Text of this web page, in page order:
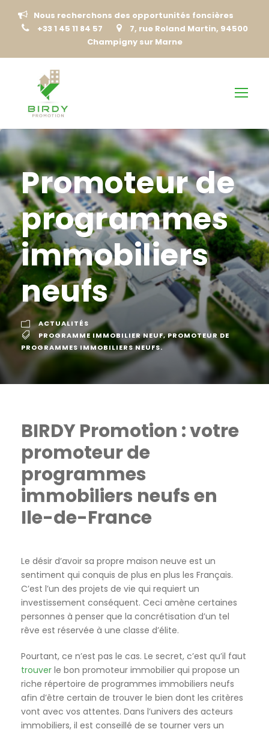
Nous recherchons des opportunités foncières
+33 1 45 11 84 57
7, rue Roland Martin, 94500
Champigny sur Marne
Promoteur de
programmes
immobiliers
neufs
ACTUALITÉS
PROGRAMME IMMOBILIER NEUF,PROMOTEUR DE
PROGRAMMES IMMOBILIERS NEUFS.
BIRDY Promotion : votre
promoteur de
programmes
immobiliers neufs en
Ile-de-France
Le désir d’avoir sa propre maison neuve est un
sentiment qui conquis de plus en plus les Français.
C’est l’un des projets de vie qui requiert un
investissement conséquent. Ceci amène certaines
personnes à penser que la concrétisation d’un tel
rêve est réservée à une classe d’élite.
Pourtant, ce n’est pas le cas. Le secret, c’est qu’il faut
trouver le bon promoteur immobilier qui propose un
riche répertoire de programmes immobiliers neufs
afin d’être certain de trouver le bien dont les critères
vont avec vos attentes. Dans l’univers des acteurs
immobiliers, il est conseillé de se tourner vers un